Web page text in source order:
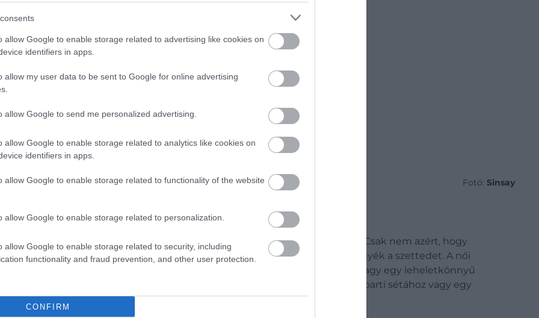
allow Google to enable storage related to advertising like cookies on
identifiers in apps.
allow my user data to be sent to Google for online advertising
allow Google to send me personalized advertising.
allow Google to enable storage related to analytics like cookies on
identifiers in apps.
allow Google to enable storage related to functionality of the website
allow Google to enable storage related to personalization.
allow Google to enable storage related to security, including
functionality and fraud prevention, and other user protection.
CONFIRM
Fotó: Sinsay
hónapokban is?
az idő változékonyra fordult.
De ezt már nyáron is tartsd szem előtt! Csak nem azért, hogy
nem az időjárás miatt kerülnek elő, hanem azért, hogy változatosabbá tegyék a szettedet. A női
be. Ha azonban kapnak egy áttört bő nadrágot, egy oversized inget vagy egy leheletkönnyű
a napozáshoz volt tökéletes, délután kényelmes viselet lehet egy tengerparti sétához vagy egy